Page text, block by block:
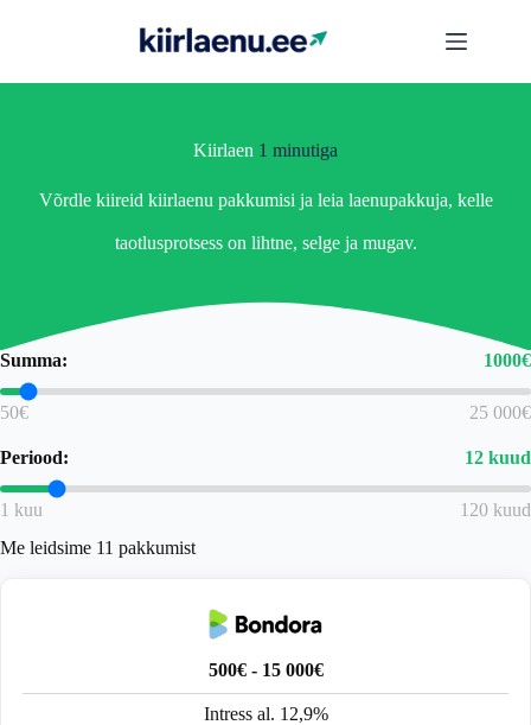
Kiirlaen 1 minutiga
Võrdle kiireid kiirlaenu pakkumisi ja leia laenupakkuja, kelle
taotlusprotsess on lihtne, selge ja mugav.
Summa: 1000€
50€ 25 000€
Periood: 12 kuud
1 kuu
120 kuud
Me leidsime 11 pakkumist
500€ - 15 000€
Intress al. 12,9%